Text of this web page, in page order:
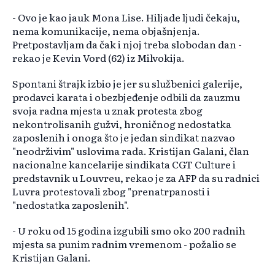
- Ovo je kao jauk Mona Lise. Hiljade ljudi čekaju,
nema komunikacije, nema objašnjenja.
Pretpostavljam da čak i njoj treba slobodan dan -
rekao je Kevin Vord (62) iz Milvokija.
Spontani štrajk izbio je jer su službenici galerije,
prodavci karata i obezbjeđenje odbili da zauzmu
svoja radna mjesta u znak protesta zbog
nekontrolisanih gužvi, hroničnog nedostatka
zaposlenih i onoga što je jedan sindikat nazvao
"neodrživim" uslovima rada. Kristijan Galani, član
nacionalne kancelarije sindikata CGT Culture i
predstavnik u Louvreu, rekao je za AFP da su radnici
Luvra protestovali zbog "prenatrpanosti i
"nedostatka zaposlenih".
- U roku od 15 godina izgubili smo oko 200 radnih
mjesta sa punim radnim vremenom - požalio se
Kristijan Galani.